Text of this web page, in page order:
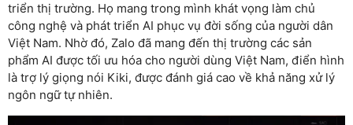
triển thị trường. Họ mang trong mình khát vọng làm chủ
công nghệ và phát triển AI phục vụ đời sống của người dân
Việt Nam. Nhờ đó, Zalo đã mang đến thị trường các sản
phẩm AI được tối ưu hóa cho người dùng Việt Nam, điển hình
là trợ lý giọng nói Kiki, được đánh giá cao về khả năng xử lý
ngôn ngữ tự nhiên.